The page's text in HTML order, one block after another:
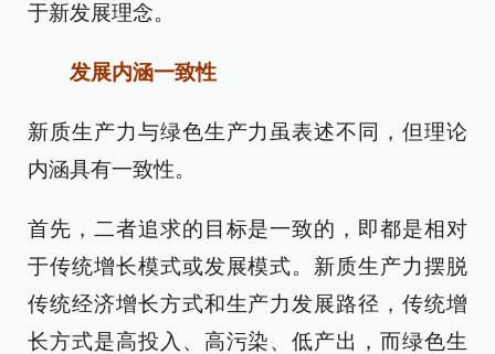
于新发展理念。
发展内涵一致性
新质生产力与绿色生产力虽表述不同，但理论
内涵具有一致性。
首先，二者追求的目标是一致的，即都是相对
于传统增长模式或发展模式。新质生产力摆脱
传统经济增长方式和生产力发展路径，传统增
长方式是高投入、高污染、低产出，而绿色生